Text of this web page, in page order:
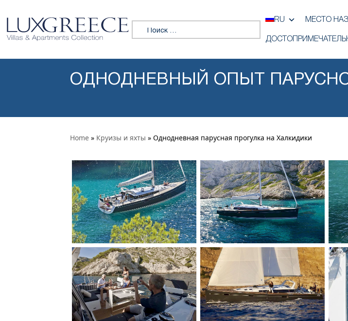
Искать:
RU МЕСТО
ОДНОДНЕВНЫЙ ОПЫТ
Home » Круизы и яхты » Однодневная парусная прогулка на Халкидики